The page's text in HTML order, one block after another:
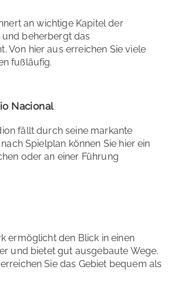
an wichtige Kapitel der
beherbergt das
Von hier aus erreichen Sie viele
fußläufig.
Nacional
fällt durch seine markante
Spielplan können Sie hier ein
oder an einer Führung
ermöglicht den Blick in einen
und bietet gut ausgebaute Wege.
Sie das Gebiet bequem als